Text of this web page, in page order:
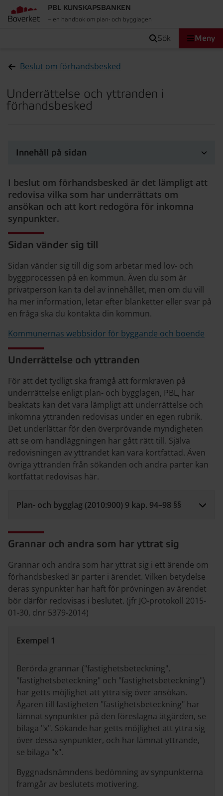
PBL KUNSKAPSBANKEN
– en handbok om plan- och bygglagen
sök Meny
Beslut om förhandsbesked
Underrättelse och yttranden i
förhandsbesked
Innehåll på sidan
I beslut om förhandsbesked är det lämpligt att
redovisa vilka som har underrättats om
ansökan och att kort redogöra för inkomna
synpunkter.
Sidan vänder sig till
Sidan vänder sig till dig som arbetar med lov- och
byggprocessen på en kommun. Även du som är
privatperson kan ta del av innehållet, men om du vill
ha mer information, letar efter blanketter eller svar på
en fråga ska du kontakta din kommun.
Kommunernas webbsidor för byggande och boende
Underrättelse och yttranden
För att det tydligt ska framgå att formkraven på
underrättelse enligt plan- och bygglagen, PBL, har
beaktats kan det vara lämpligt att underrättelse och
inkomna yttranden redovisas under en egen rubrik.
Det underlättar för den överprövande myndigheten
att se om handläggningen har gått rätt till. Själva
redovisningen av yttrandet kan vara kortfattad. Även
övriga yttranden från sökanden och andra parter kan
kortfattat redovisas här.
Plan- och bygglag (2010:900) 9 kap. 94–98 §§
Grannar och andra som har yttrat sig
Grannar och andra som har yttrat sig i ett ärende om
förhandsbesked är parter i ärendet. Vilken betydelse
deras synpunkter har haft för prövningen av ärendet
bör därför redovisas i beslutet. (jfr JO-protokoll 2015-
01-30, dnr 5379-2014)
Exempel 1
Berörda grannar ("fastighetsbeteckning",
"fastighetsbeteckning" och "fastighetsbeteckning")
har getts möjlighet att yttra sig över ansökan.
Ägaren till fastigheten "fastighetsbeteckning" har
lämnat synpunkter på den föreslagna åtgärden, se
bilaga "x". Sökande har getts möjlighet att yttra sig
över dessa synpunkter, och har lämnat yttrande,
se bilaga "x".
Byggnadsnämndens bedömning av synpunkterna
framgår av beslutets motivering.